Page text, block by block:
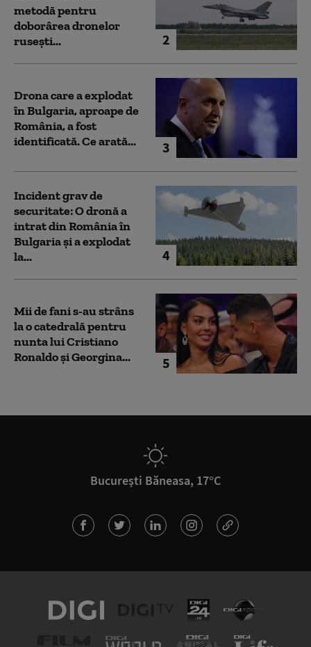
2
metodă pentru
doborârea dronelor
rusești...
3
Drona care a explodat
în Bulgaria, aproape de
România, a fost
identificată. Ce arată...
4
Incident grav de
securitate: O dronă a
intrat din România în
Bulgaria şi a explodat
la...
5
Mii de fani s-au strâns
la o catedrală pentru
nunta lui Cristiano
Ronaldo şi Georgina...
București Băneasa, 17°C